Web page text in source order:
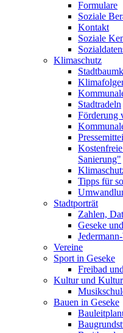
Formulare
Soziale
Kontakt
Soziale
Klimaschutz
Stadtradeln
Förderung
Sanierung"
Tipps für
Stadtporträt
Zahlen,
Geseke
Vereine
Sport in Geseke
Freibad
Kultur und
Bauen in Geseke